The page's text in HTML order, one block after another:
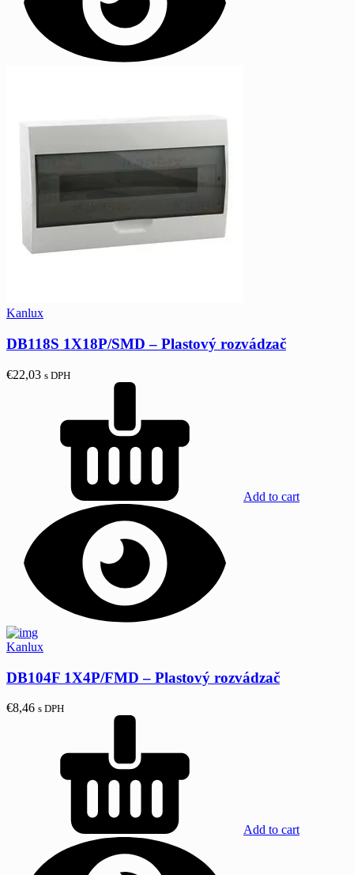
Kanlux
DB118S 1X18P/SMD – Plastový rozvádzač
€22,03 s DPH
Add to cart
Kanlux
DB104F 1X4P/FMD – Plastový rozvádzač
€8,46 s DPH
Add to cart